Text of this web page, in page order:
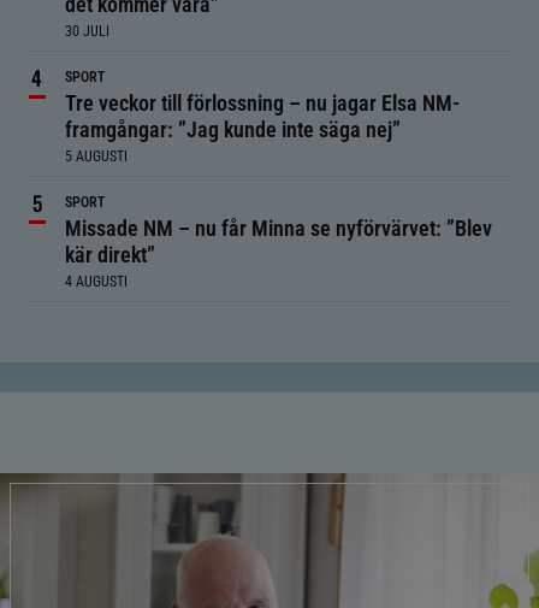
30 JULI
SPORT
Tre veckor till förlossning – nu jagar Elsa NM-
framgångar: ”Jag kunde inte säga nej”
5 AUGUSTI
SPORT
Missade NM – nu får Minna se nyförvärvet: ”Blev
kär direkt”
4 AUGUSTI